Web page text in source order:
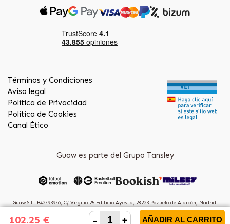
102.25 € - + AÑADIR AL CARRITO
Términos y Condiciones
Aviso legal
Política de Privacidad
Política de Cookies
Canal Ético
Guaw es parte del Grupo Tansley
Guaw S.L. B42793976, C/ Virgilio 25 Edificio Ayessa, 28223 Pozuelo de Alarcón, Madrid.
(Spain)